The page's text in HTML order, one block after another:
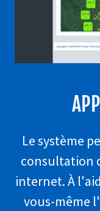
Le système
consultation
internet. À
vous-même